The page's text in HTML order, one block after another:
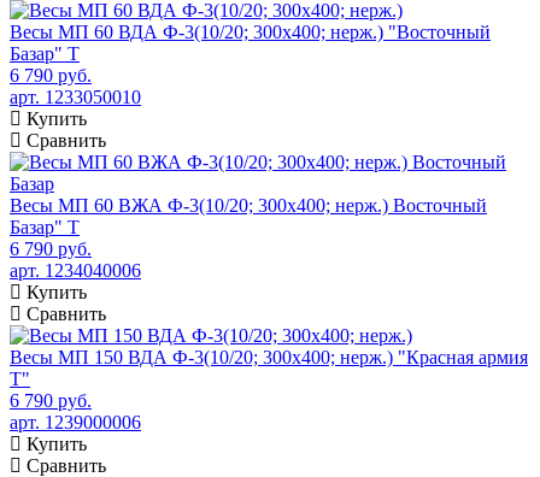
Весы МП 60 ВДА Ф-3(10/20; 300х400; нерж.) "Восточный
Базар" Т
6 790 руб.
арт. 1233050010
Купить
Сравнить
Весы МП 60 ВЖА Ф-3(10/20; 300х400; нерж.) Восточный
Базар" Т
6 790 руб.
арт. 1234040006
Купить
Сравнить
Весы МП 150 ВДА Ф-3(10/20; 300х400; нерж.) "Красная армия
Т"
6 790 руб.
арт. 1239000006
Купить
Сравнить